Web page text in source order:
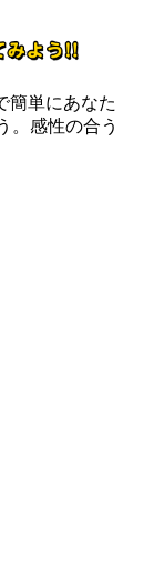
簡単にあなた
。感性の合う